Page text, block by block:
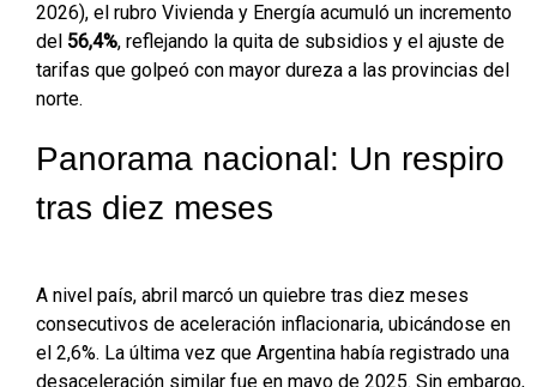
2026), el rubro Vivienda y Energía acumuló un incremento
del 56,4%, reflejando la quita de subsidios y el ajuste de
tarifas que golpeó con mayor dureza a las provincias del
norte.
Panorama nacional: Un respiro
tras diez meses
A nivel país, abril marcó un quiebre tras diez meses
consecutivos de aceleración inflacionaria, ubicándose en
el 2,6%. La última vez que Argentina había registrado una
desaceleración similar fue en mayo de 2025. Sin embargo,